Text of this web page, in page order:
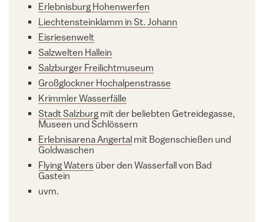
Erlebnisburg Hohenwerfen
Liechtensteinklamm in St. Johann
Eisriesenwelt
Salzwelten Hallein
Salzburger Freilichtmuseum
Großglockner Hochalpenstrasse
Krimmler Wasserfälle
Stadt Salzburg mit der beliebten Getreidegasse,
Museen und Schlössern
Erlebnisarena Angertal mit Bogenschießen und
Goldwaschen
Flying Waters über den Wasserfall von Bad
Gastein
uvm.